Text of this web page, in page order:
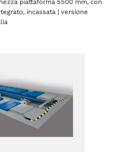
piattaforma 5500 mm, con
incassata | versione